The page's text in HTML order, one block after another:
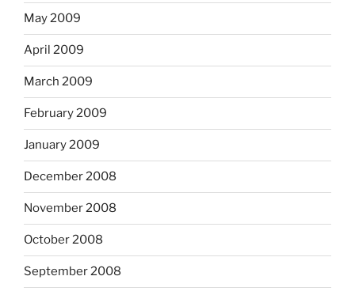
May 2009
April 2009
March 2009
February 2009
January 2009
December 2008
November 2008
October 2008
September 2008